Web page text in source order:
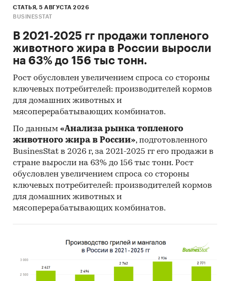
СТАТЬЯ, 5 АВГУСТА 2026
BUSINESSTAT
В 2021-2025 гг продажи топленого
животного жира в России выросли
на 63% до 156 тыс тонн.
Рост обусловлен увеличением спроса со стороны
ключевых потребителей: производителей кормов
для домашних животных и
мясоперерабатывающих комбинатов.
По данным «Анализа рынка топленого
животного жира в России», подготовленного
BusinesStat в 2026 г, за 2021-2025 гг его продажи в
стране выросли на 63% до 156 тыс тонн. Рост
обусловлен увеличением спроса со стороны
ключевых потребителей: производителей кормов
для домашних животных и
мясоперерабатывающих комбинатов.